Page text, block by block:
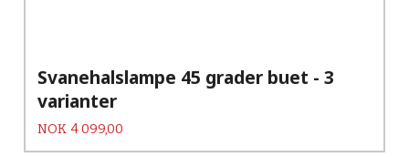
Svanehalslampe 45 grader buet - 3
varianter
Pris
NOK 4 099,00